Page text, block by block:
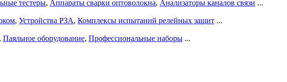
тестеры, Аппараты сварки оптоволокна, Анализаторы каналов связи ...
, Устройства РЗА, Комплексы испытаний релейных защит ...
, Паяльное оборудование, Профессиональные наборы ...